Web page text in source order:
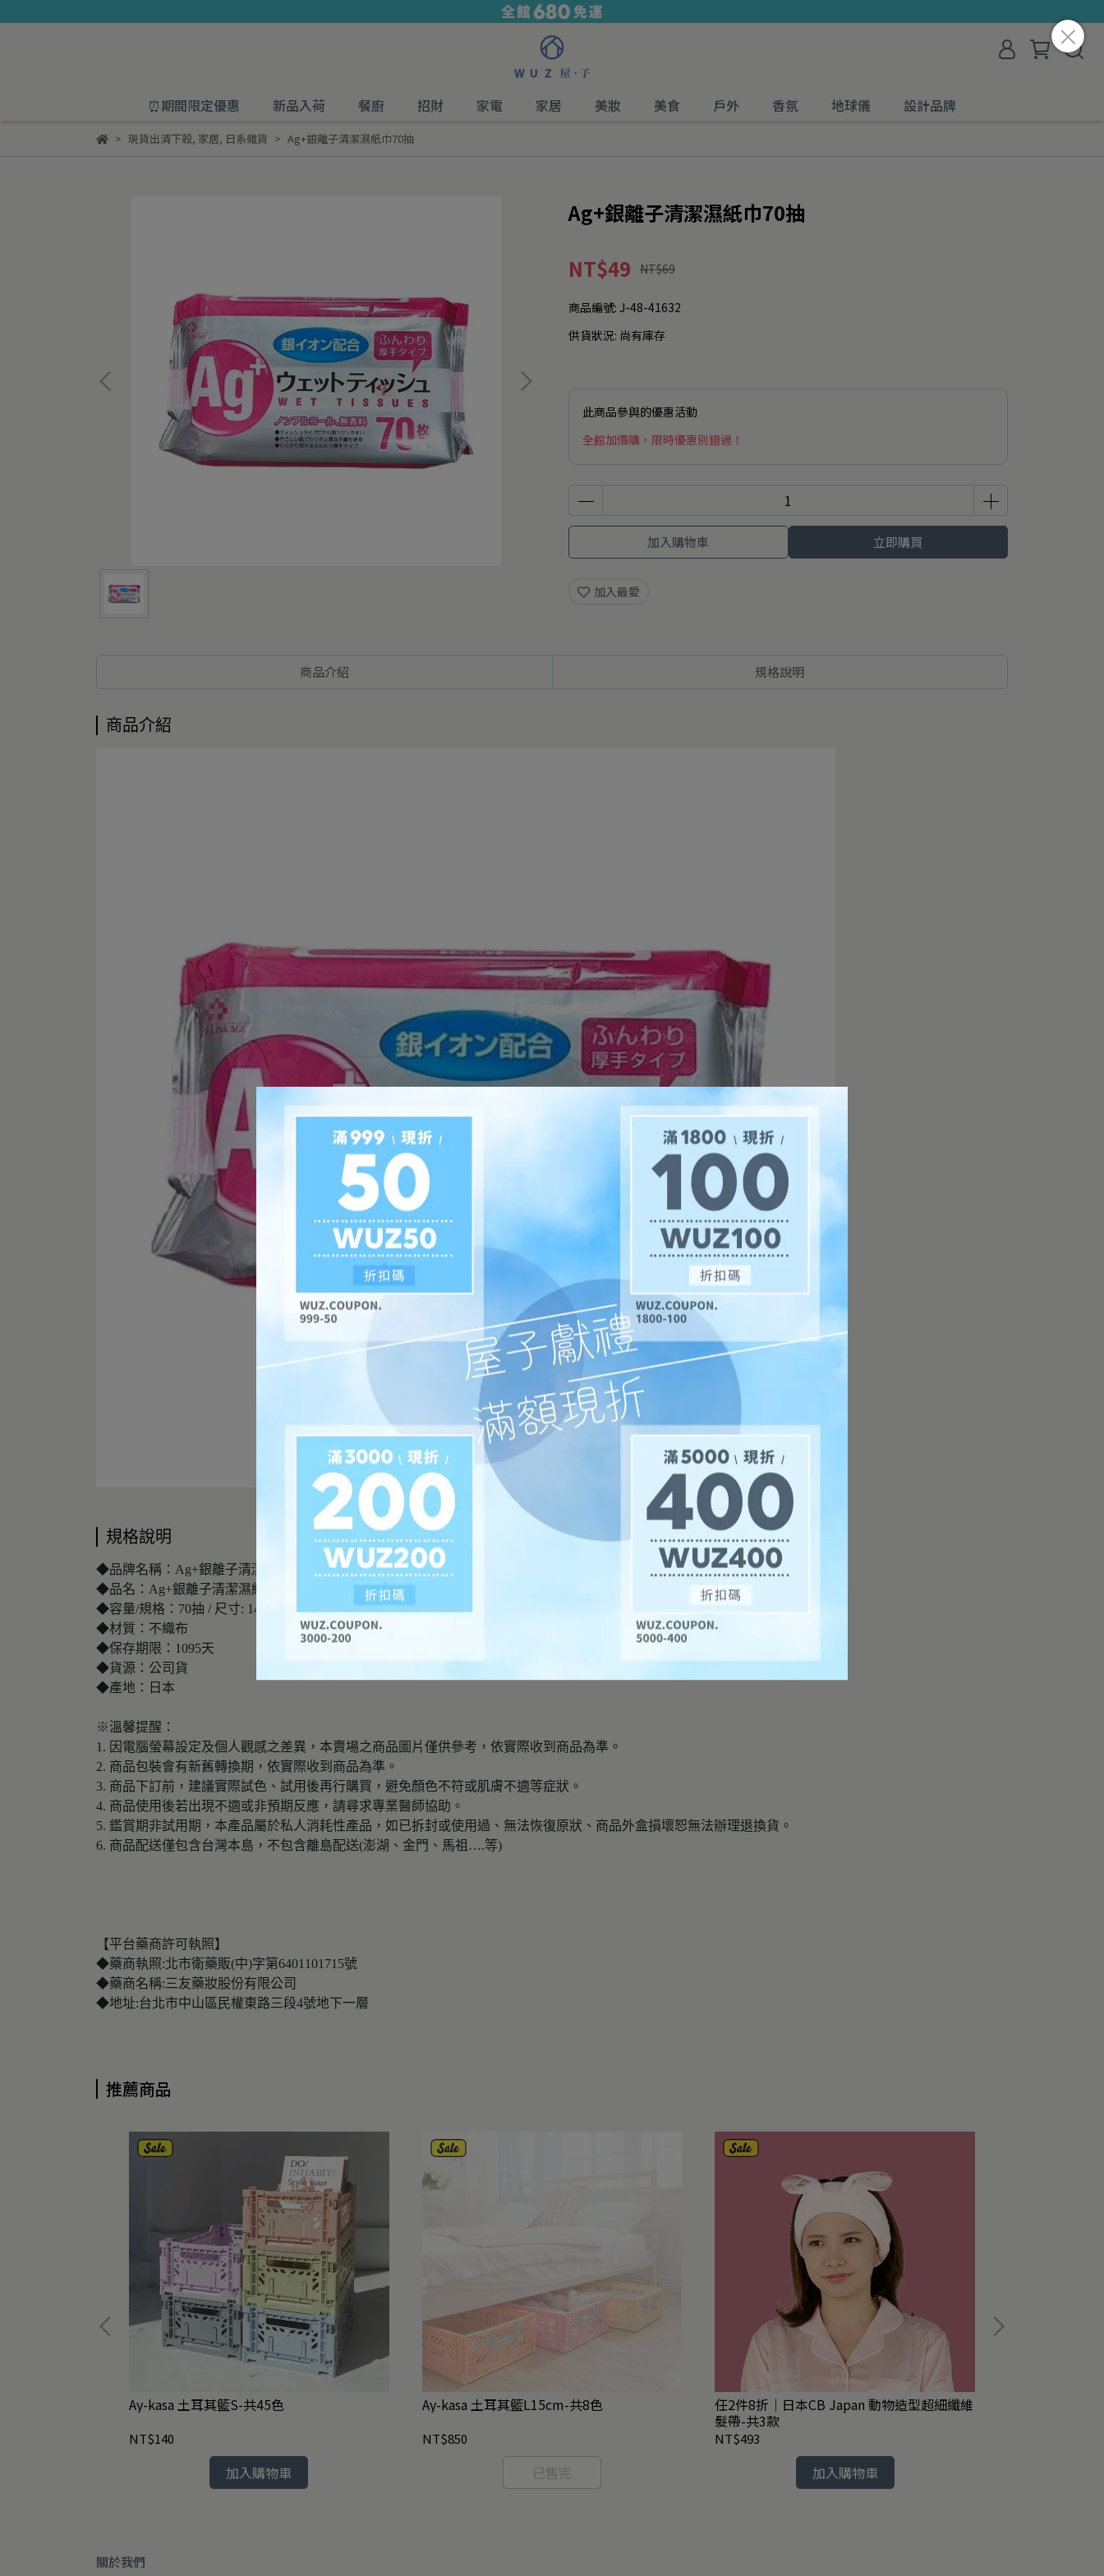
⏰期間限定優惠 新品入荷 餐廚 招財 家電 家居 美妝 美食 戶外 香氛 地球儀 設計品牌
現貨出清下殺, 家居, 日系雜貨 Ag+銀離子清潔濕紙巾70抽
Ag+銀離子清潔濕紙巾70抽
NT$49 NT$69
商品編號: J-48-41632
供貨狀況: 尚有庫存
此商品參與的優惠活動
全館加價購，限時優惠別錯過！
加入購物車 立即購買
加入最愛
商品介紹 規格說明
商品介紹
規格說明
◆品牌名稱：Ag+銀離子清潔濕紙巾70抽
◆品名：Ag+銀離子清潔濕紙巾70抽
◆容量/規格：70抽 / 尺寸: 14mmx 200mm
◆材質：不織布
◆保存期限：1095天
◆貨源：公司貨
◆產地：日本
※溫馨提醒：
1. 因電腦螢幕設定及個人觀感之差異，本賣場之商品圖片僅供參考，依實際收到商品為準。
2. 商品包裝會有新舊轉換期，依實際收到商品為準。
3. 商品下訂前，建議實際試色、試用後再行購買，避免顏色不符或肌膚不適等症狀。
4. 商品使用後若出現不適或非預期反應，請尋求專業醫師協助。
5. 鑑賞期非試用期，本產品屬於私人消耗性產品，如已拆封或使用過、無法恢復原狀、商品外盒損壞恕無法辦理退換貨。
6. 商品配送僅包含台灣本島，不包含離島配送(澎湖、金門、馬祖….等)
【平台藥商許可執照】
◆藥商執照:北市衛藥販(中)字第6401101715號
◆藥商名稱:三友藥妝股份有限公司
◆地址:台北市中山區民權東路三段4號地下一層
推薦商品
Ay-kasa 土耳其籃S-共45色
NT$140
加入購物車
Ay-kasa 土耳其籃L15cm-共8色
NT$850
已售完
任2件8折｜日本CB Japan 動物造型超細纖維
髮帶-共3款
NT$493
加入購物車
關於我們